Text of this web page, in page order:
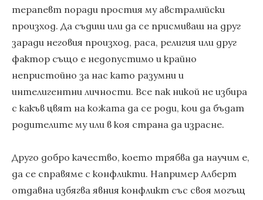
терапевт поради простия му австралийски
произход. Да съдиш или да се присмиваш на друг
заради неговия произход, раса, религия или друг
фактор също е недопустимо и крайно
непристойно за нас като разумни и
интелигентни личности. Все пак никой не избира
с какъв цвят на кожата да се роди, кои да бъдат
родителите му или в коя страна да израсне.
Друго добро качество, което трябва да научим е,
да се справяме с конфликти. Например Алберт
отдавна избягва явния конфликт със своя могъщ